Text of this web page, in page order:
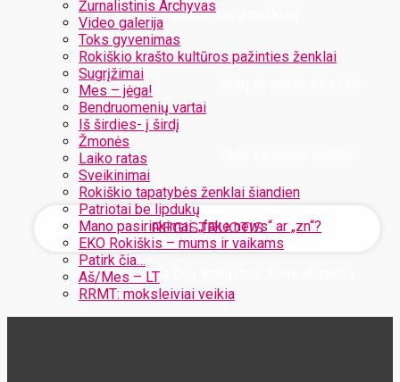
Žurnalistinis Archyvas
Video galerija
Toks gyvenimas
Rokiškio krašto kultūros pažinties ženklai
Sugrįžimai
Mes – jėga!
Bendruomenių vartai
Iš širdies- į širdį
Žmonės
Laiko ratas
Sveikinimai
Rokiškio tapatybės ženklai šiandien
Patriotai be lipdukų
Mano pasirinkimai: „fake news“ ar „zn“?
EKO Rokiškis – mums ir vaikams
Patirk čia…
Aš/Mes – LT
RRMT: moksleiviai veikia
Užregistruokite savo paskyrą
Jūsų slaptažodis bus atsiųstas Jums el. paštu